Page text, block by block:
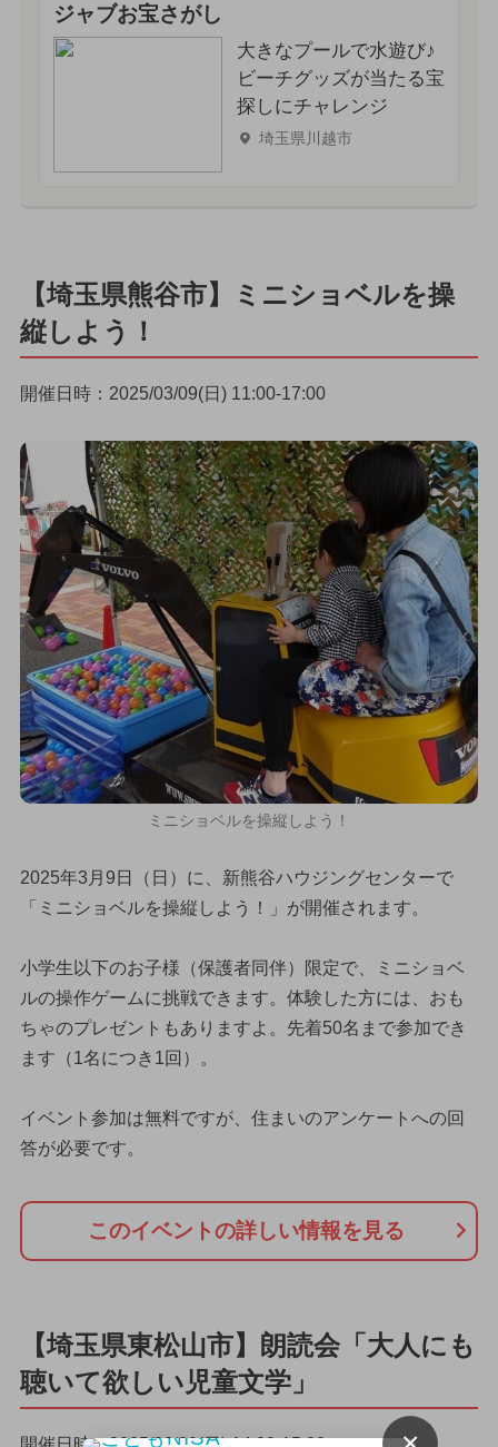
ジャブお宝さがし
大きなプールで水遊び♪
ビーチグッズが当たる宝
探しにチャレンジ
埼玉県川越市
【埼玉県熊谷市】ミニショベルを操
縦しよう！
開催日時：2025/03/09(日) 11:00-17:00
ミニショベルを操縦しよう！
2025年3月9日（日）に、新熊谷ハウジングセンターで
「ミニショベルを操縦しよう！」が開催されます。
小学生以下のお子様（保護者同伴）限定で、ミニショベ
ルの操作ゲームに挑戦できます。体験した方には、おも
ちゃのプレゼントもありますよ。先着50名まで参加でき
ます（1名につき1回）。
イベント参加は無料ですが、住まいのアンケートへの回
答が必要です。
このイベントの詳しい情報を見る
【埼玉県東松山市】朗読会「大人にも
聴いて欲しい児童文学」